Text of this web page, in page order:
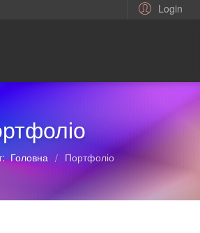
Login
Головна / Портфоліо